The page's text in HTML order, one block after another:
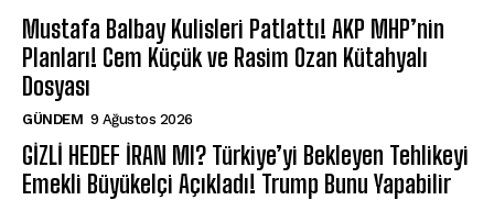
Mustafa Balbay Kulisleri Patlattı! AKP MHP’nin
Planları! Cem Küçük ve Rasim Ozan Kütahyalı
Dosyası
GÜNDEM 9 Ağustos 2026
GİZLİ HEDEF İRAN MI? Türkiye’yi Bekleyen Tehlikeyi
Emekli Büyükelçi Açıkladı! Trump Bunu Yapabilir